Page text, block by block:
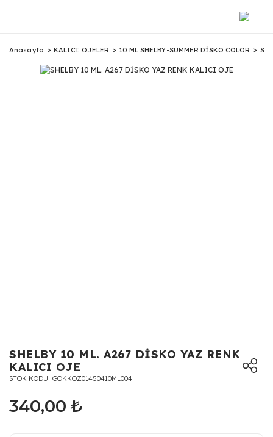
Anasayfa KALICI OJELER 10 ML SHELBY-SUMMER DİSKO COLOR
SHELBY 10 ML. A267 DİSKO YAZ RENK
KALICI OJE
STOK KODU GOKKOZ01450410ML004
340,00 ₺